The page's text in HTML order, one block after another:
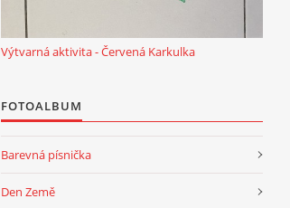
Výtvarná aktivita - Červená Karkulka
FOTOALBUM
Barevná písnička
Den Země